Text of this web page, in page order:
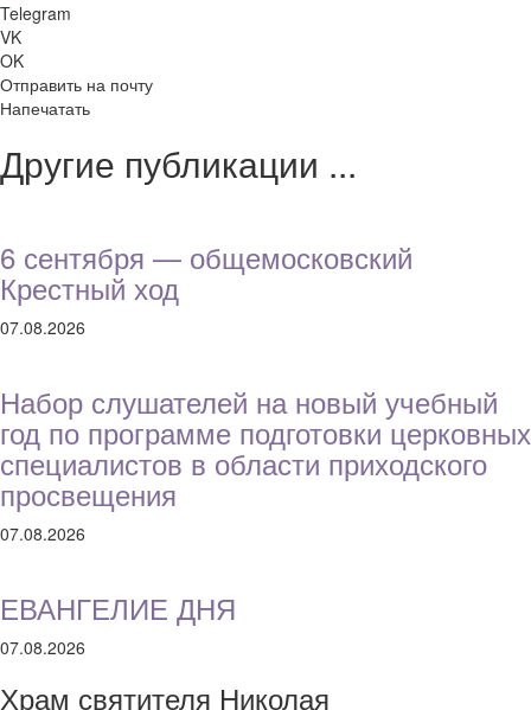
Telegram
VK
OK
Отправить на почту
Напечатать
Другие публикации ...
6 сентября — общемосковский
Крестный ход
07.08.2026
Набор слушателей на новый учебный
год по программе подготовки церковных
специалистов в области приходского
просвещения
07.08.2026
ЕВАНГЕЛИЕ ДНЯ
07.08.2026
Храм святителя Николая